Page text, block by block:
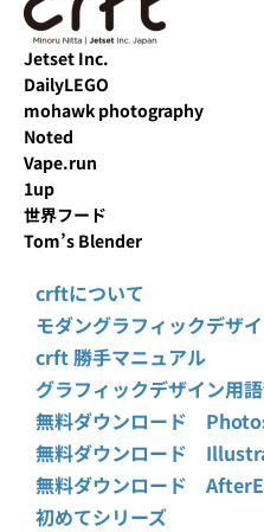
Jetset Inc.
DailyLEGO
mohawk photography
Noted
Vape.run
1up
世界フード
Tom’s Blender
crftについて
モダングラフィックデザ
crft 勝手マニュアル
グラフィックデザイン用
無料ダウンロード
無料ダウンロード
無料ダウンロード
初めてシリーズ